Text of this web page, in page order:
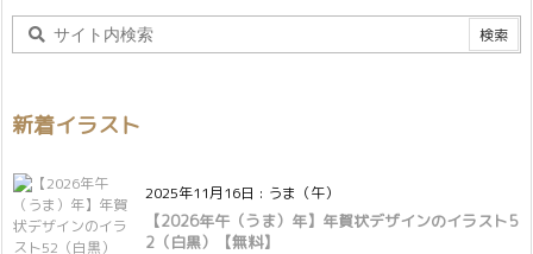
新着イラスト
2025年11月16日 : うま（午）
【2026年午（うま）年】年賀状デザインのイラスト5
2（白黒）【無料】